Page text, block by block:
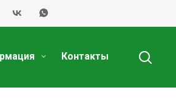
Контакты